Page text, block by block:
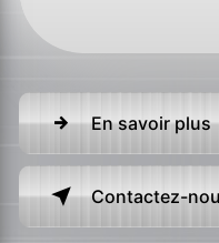
En savoir plus
Contactez-